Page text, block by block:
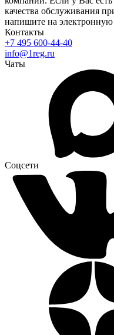
качества обслуживания
напишите на электронную
Контакты
+7 495 600-44-40
info@1reg.ru
Чаты
Соцсети